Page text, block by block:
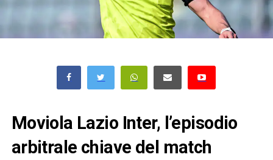
Moviola Lazio Inter, l’episodio
arbitrale chiave del match